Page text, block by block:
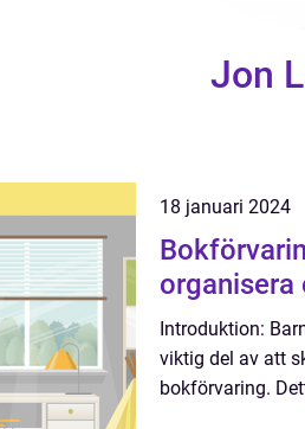
Jon
18 januari 2024
organisera
Introduktion:
viktig del av att
bokförvaring.